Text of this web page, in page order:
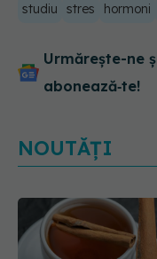
studiu stres hormoni
Urmărește-ne
abonează‑te!
NOUTĂȚI